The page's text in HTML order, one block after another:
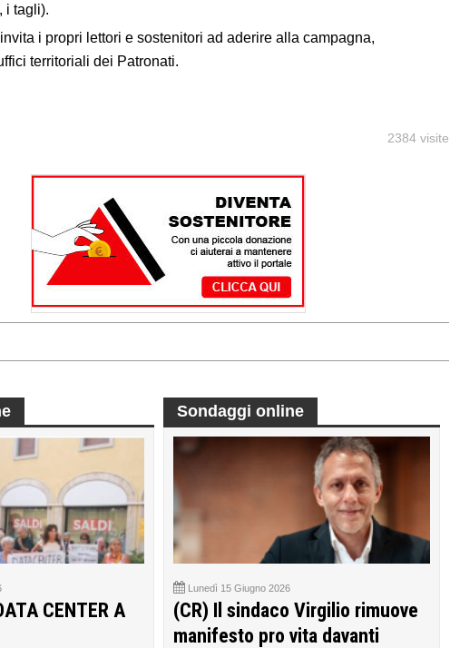
i tagli).
i propri lettori e sostenitori ad aderire alla campagna,
territoriali dei Patronati.
2384 visite
CENTER A
Sondaggi online
Lunedì 15 Giugno 2026
(CR) Il sindaco Virgilio rimuove
manifesto pro vita davanti